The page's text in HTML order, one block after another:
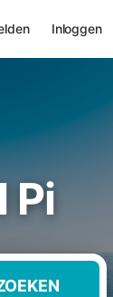
Inloggen
Pi